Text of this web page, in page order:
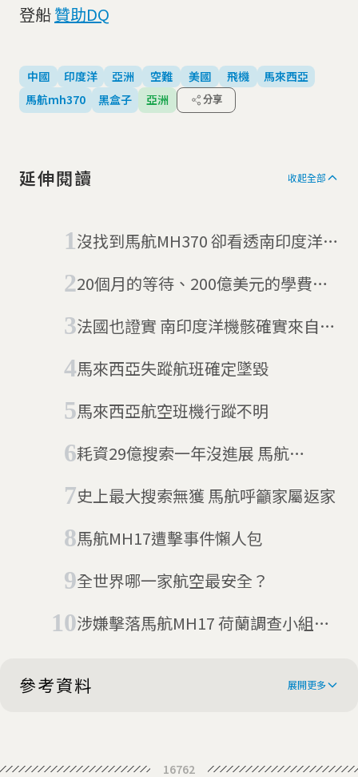
登船贊助DQ
中國 印度洋 亞洲 空難 美國 飛機
馬來西亞
馬航mh370
黑盒子 亞洲 分享
延伸閱讀 收起全部
沒找到馬航MH370 卻看透南印度洋海
20個月的等待、200億美元的學費：
法國也證實 南印度洋機骸確實來自
馬來西亞失蹤航班確定墜毀
馬來西亞航空班機行蹤不明
耗資29億搜索一年沒進展 馬航
史上最大搜索無獲 馬航呼籲家屬返家
馬航MH17遭擊事件懶人包
全世界哪一家航空最安全？
涉嫌擊落馬航MH17 荷蘭調查小組通
參考資料 展開更多
16762